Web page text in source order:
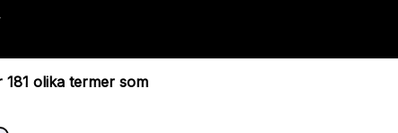
olika termer som